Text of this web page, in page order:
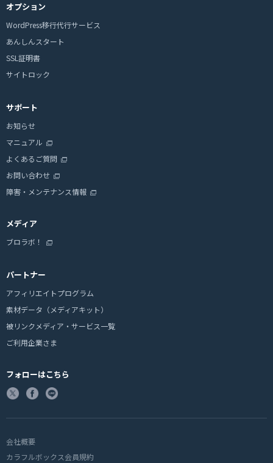
オプション
WordPress移行代行サービス
あんしんスタート
SSL証明書
サイトロック
サポート
お知らせ
マニュアル
よくあるご質問
お問い合わせ
障害・メンテナンス情報
メディア
ブロラボ！
パートナー
アフィリエイトプログラム
素材データ（メディアキット）
被リンクメディア・サービス一覧
ご利用企業さま
フォローはこちら
会社概要
カラフルボックス会員規約